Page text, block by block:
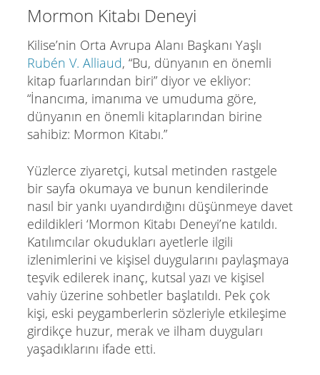
Mormon Kitabı Deneyi
Kilise’nin Orta Avrupa Alanı Başkanı Yaşlı
Rubén V. Alliaud, “Bu, dünyanın en önemli
kitap fuarlarından biri” diyor ve ekliyor:
“İnancıma, imanıma ve umuduma göre,
dünyanın en önemli kitaplarından birine
sahibiz: Mormon Kitabı.”
Yüzlerce ziyaretçi, kutsal metinden rastgele
bir sayfa okumaya ve bunun kendilerinde
nasıl bir yankı uyandırdığını düşünmeye davet
edildikleri ‘Mormon Kitabı Deneyi’ne katıldı.
Katılımcılar okudukları ayetlerle ilgili
izlenimlerini ve kişisel duygularını paylaşmaya
teşvik edilerek inanç, kutsal yazı ve kişisel
vahiy üzerine sohbetler başlatıldı. Pek çok
kişi, eski peygamberlerin sözleriyle etkileşime
girdikçe huzur, merak ve ilham duyguları
yaşadıklarını ifade etti.